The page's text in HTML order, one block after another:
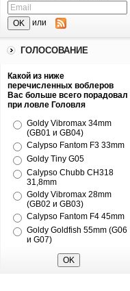
или
ГОЛОСОВАНИЕ
Какой из ниже
перечисленных воблеров
Вас больше всего порадовал
при ловле Головля
Goldy Vibromax 34mm
(GB01 и GB04)
Calypso Fantom F3 33mm
Goldy Tiny G05
Calypso Chubb CH318
31,8mm
Goldy Vibromax 28mm
(GB02 и GB03)
Calypso Fantom F4 45mm
Goldy Goldfish 55mm (G06
и G07)